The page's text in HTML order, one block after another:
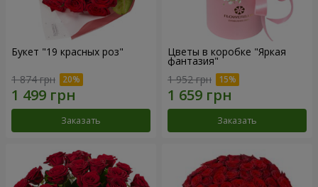
Букет "19 красных роз"
1 874 грн
Заказать
Цветы в коробке "Яркая
фантазия"
1 952 грн
Заказать